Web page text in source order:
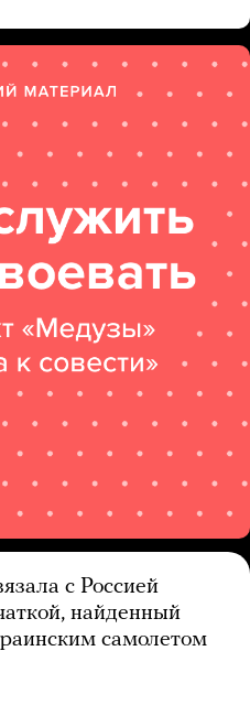
с Россией
найденный
самолетом